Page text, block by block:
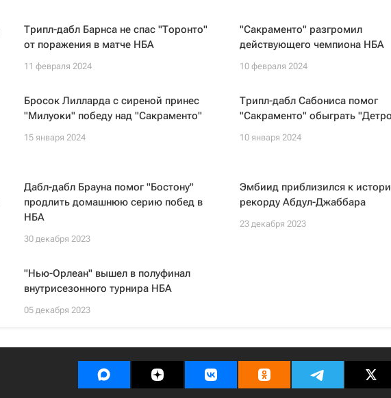
Трипл-дабл Барнса не спас "Торонто"
от поражения в матче НБА
11 февраля 2024
"Сакраменто" разгромил
действующего чемпиона НБА
10 февраля 2024
Бросок Лилларда с сиреной принес
"Милуоки" победу над "Сакраменто"
15 января 2024
Трипл-дабл Сабониса помог
"Сакраменто" обыграть
10 января 2024
Дабл-дабл Брауна помог "Бостону"
продлить домашнюю серию побед в
НБА
30 декабря 2023
Эмбиид приблизился к
рекорду Абдул-Джаббара
23 декабря 2023
"Нью-Орлеан" вышел в полуфинал
внутрисезонного турнира НБА
05 декабря 2023